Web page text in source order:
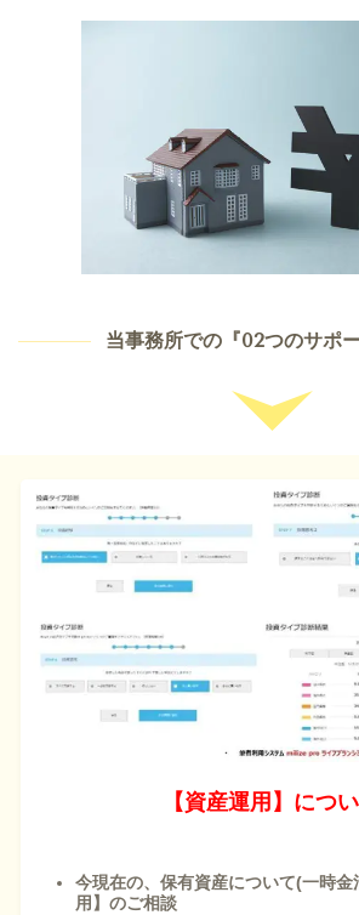
当事務所での『02つのサポー
【資産運用】につ
今現在の、保有資産について(一時金
用】のご相談